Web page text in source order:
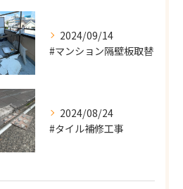
2024/09/14
#マンション隔壁板取替
2024/08/24
#タイル補修工事